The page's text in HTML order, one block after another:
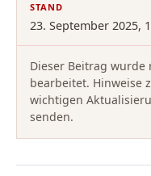
STAND
23. September 2025,
Dieser Beitrag
bearbeitet. Hinweise
wichtigen
senden.